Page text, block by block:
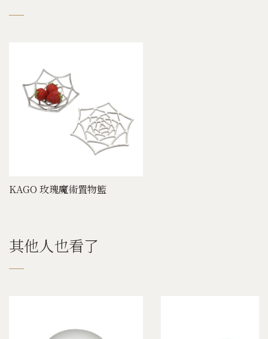
KAGO 玫瑰魔術置物籃
其他人也看了